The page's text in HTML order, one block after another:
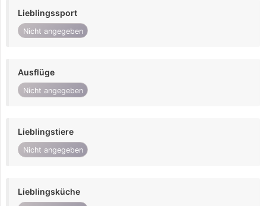
Lieblingssport
Nicht angegeben
Ausflüge
Nicht angegeben
Lieblingstiere
Nicht angegeben
Lieblingsküche